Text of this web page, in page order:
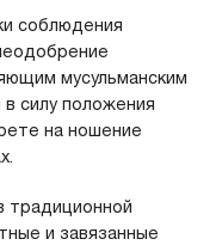
соблюдения
мусульманским
силу положения
на ношение
традиционной
и завязанные